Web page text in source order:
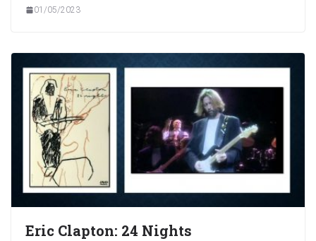
01/05/2023
Eric Clapton: 24 Nights